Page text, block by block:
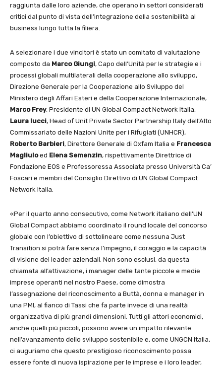
raggiunta dalle loro aziende, che operano in settori considerati
critici dal punto di vista dell’integrazione della sostenibilità al
business lungo tutta la filiera.
A selezionare i due vincitori è stato un comitato di valutazione
composto da Marco Giungi, Capo dell’Unità per le strategie e i
processi globali multilaterali della cooperazione allo sviluppo,
Direzione Generale per la Cooperazione allo Sviluppo del
Ministero degli Affari Esteri e della Cooperazione Internazionale,
Marco Frey, Presidente di UN Global Compact Network Italia,
Laura Iucci, Head of Unit Private Sector Partnership Italy dell’Alto
Commissariato delle Nazioni Unite per i Rifugiati (UNHCR),
Roberto Barbieri, Direttore Generale di Oxfam Italia e Francesca
Magliuloed Elena Semenzin, rispettivamente Direttrice di
Fondazione EOS e Professoressa Associata presso Università Ca’
Foscari e membri del Consiglio Direttivo di UN Global Compact
Network Italia.
«Per il quarto anno consecutivo, come Network italiano dell’UN
Global Compact abbiamo coordinato il round locale del concorso
globale con l’obiettivo di sottolineare come nessuna Just
Transition si potrà fare senza l’impegno, il coraggio e la capacità
di visione dei leader aziendali. Non sono esclusi, da questa
chiamata all’attivazione, i manager delle tante piccole e medie
imprese operanti nel nostro Paese, come dimostra
l’assegnazione del riconoscimento a Buttà, donna e manager in
una PMI, al fianco di Tassi che fa parte invece di una realtà
organizzativa di più grandi dimensioni. Tutti gli attori economici,
anche quelli più piccoli, possono avere un impatto rilevante
nell’avanzamento dello sviluppo sostenibile e, come UNGCN Italia,
ci auguriamo che questo prestigioso riconoscimento possa
essere fonte di nuova ispirazione per le imprese e i loro leader,